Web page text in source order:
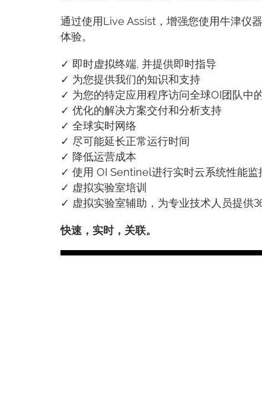
通过使用Live Assist，增强您使用牛津仪
体验。
✓ 即时虚拟终端, 并提供即时指导
✓ 为您提供我们的知识和支持
✓ 为您的特定应用程序访问全球OI团队中
✓ 优化的解决方案交付和分析支持
✓ 全球实时网络
✓ 尽可能延长正常运行时间
✓ 降低运营成本
✓ 使用 OI Sentinel进行实时云系统性能监
✓ 虚拟实验室培训
✓ 虚拟实验室辅助，为专业技术人员提供
快速，实时，关联。